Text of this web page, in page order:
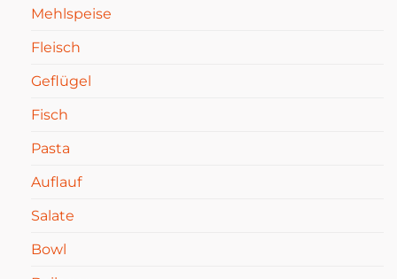
Mehlspeise
Fleisch
Geflügel
Fisch
Pasta
Auflauf
Salate
Bowl